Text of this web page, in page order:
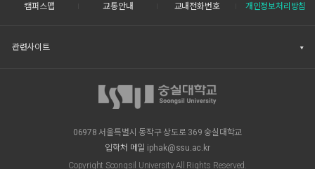
캠퍼스맵 교통안내 교내전화번호 개인정보처리방침
관련사이트
06978 서울특별시 동작구 상도로 369 숭실대학교
입학처 메일 iphak@ssu.ac.kr
Copyright Soongsil University All Rights Reserved.